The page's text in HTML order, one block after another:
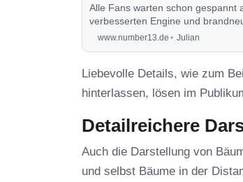
Alle Fans warten schon gespannt
verbesserten Engine und
erfährst du in diesem Post.
www.number13.de Julian
Liebevolle Details, wie zum
hinterlassen, lösen im
Detailreichere
Auch die Darstellung von
und selbst Bäume in der